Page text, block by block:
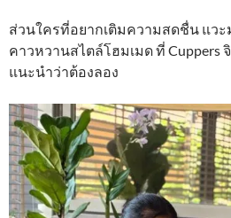
ส่วนใครที่อยากเติมความสดชื่น แว
คาวหวานสไตล์โฮมเมด ที่ Cuppers
แนะนำว่าต้องลอง